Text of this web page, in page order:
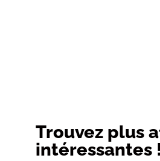
Trouvez plus
intéressantes